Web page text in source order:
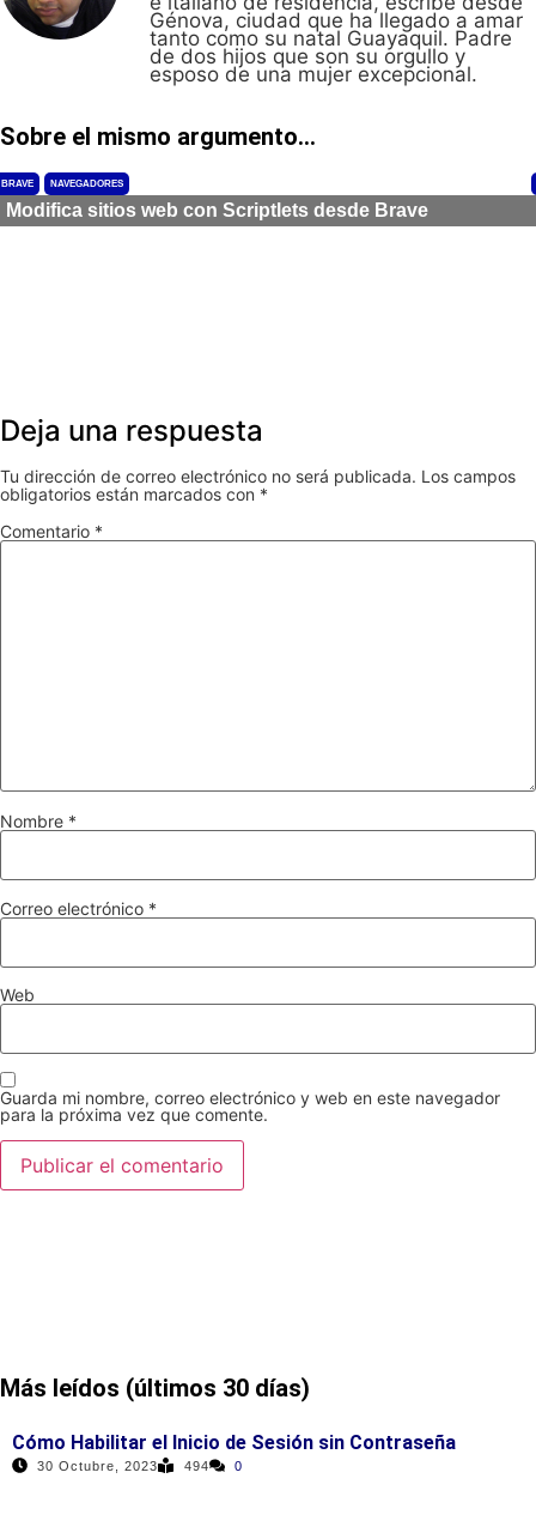
Génova, ciudad que ha llegado a amar
tanto como su natal Guayaquil. Padre
de dos hijos que son su orgullo y
esposo de una mujer excepcional.
Sobre el mismo argumento...
BRAVE NAVEGADORES
Modifica sitios web con Scriptlets desde Brave
Deja una respuesta
Tu dirección de correo electrónico no será publicada. Los campos
obligatorios están marcados con *
Comentario *
Nombre *
Correo electrónico *
Web
Guarda mi nombre, correo electrónico y web en este navegador
para la próxima vez que comente.
Más leídos (últimos 30 días)
Cómo Habilitar el Inicio de Sesión sin Contraseña
30 Octubre, 2023 494 0